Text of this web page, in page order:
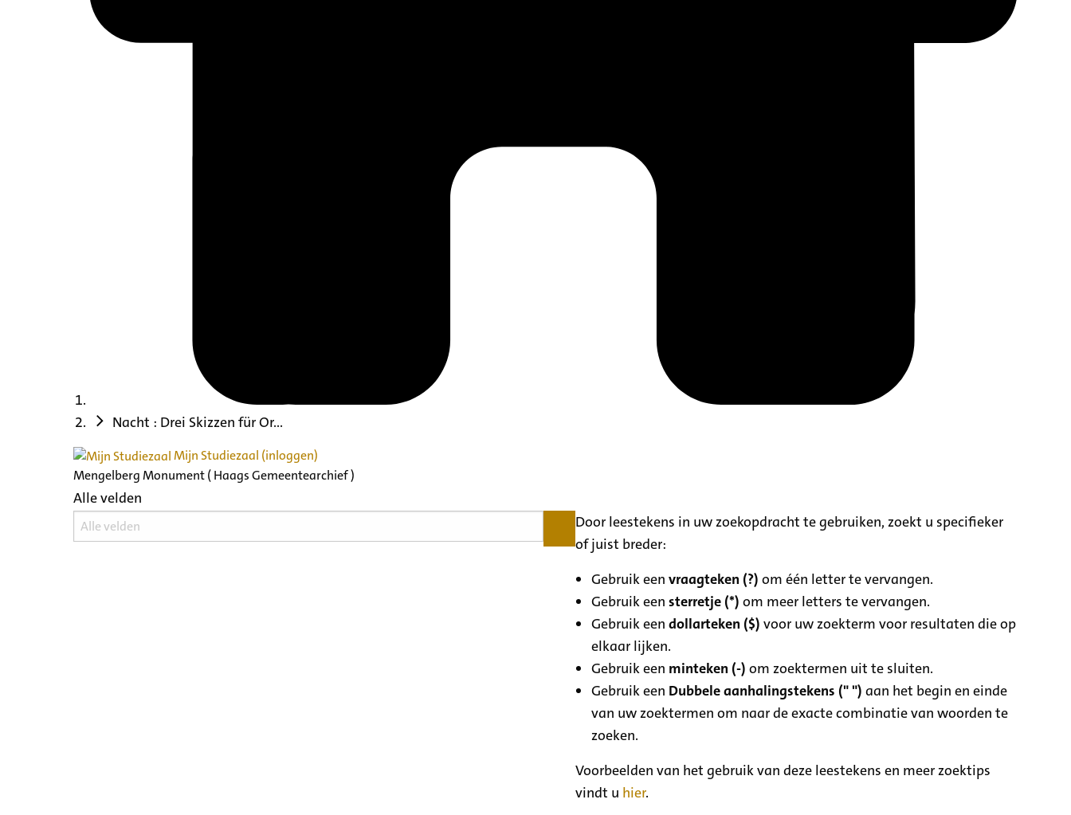
Nacht : Drei Skizzen für Or...
Mijn Studiezaal (inloggen)
Mengelberg Monument ( Haags Gemeentearchief )
Alle velden
Door leestekens in uw zoekopdracht te gebruiken, zoekt u specifieker
of juist breder:
Gebruik eenvraagteken (?) om één letter te vervangen.
Gebruik eensterretje (*) om meer letters te vervangen.
Gebruik eendollarteken ($) voor uw zoekterm voor resultaten die op
elkaar lijken.
Gebruik een minteken (-) om zoektermen uit te sluiten.
Gebruik een Dubbele aanhalingstekens (" ") aan het begin en einde
van uw zoektermen om naar de exacte combinatie van woorden te
zoeken.
Voorbeelden van het gebruik van deze leestekens en meer zoektips
vindt u hier.